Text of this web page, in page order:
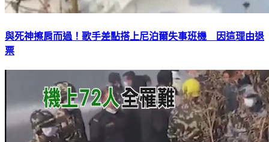
與死神擦肩而過！歌手差點搭上尼泊爾失事班機 因這理由退
票